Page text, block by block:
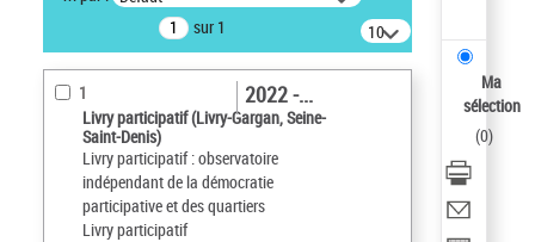
sur 1
10
résultats/page
1
Livry participatif (Livry-Gargan, Seine-
Saint-Denis)
Livry participatif : observatoire
indépendant de la démocratie
participative et des quartiers
Livry participatif
2022 -...
Ma
sélection
(0)